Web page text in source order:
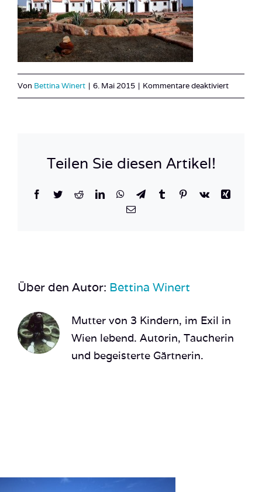
Von Bettina Winert | 6. Mai 2015 | Kommentare deaktiviertfür
Teilen Sie diesen Artikel!
Facebook
TwitterRedditLinkedInWhatsApp
TelegramTumblrPinterest
Vk
Xing
E-
Über den Autor: Bettina Winert
Mutter von 3 Kindern, im Exil in
Wien lebend. Autorin, Taucherin
und begeisterte Gärtnerin.